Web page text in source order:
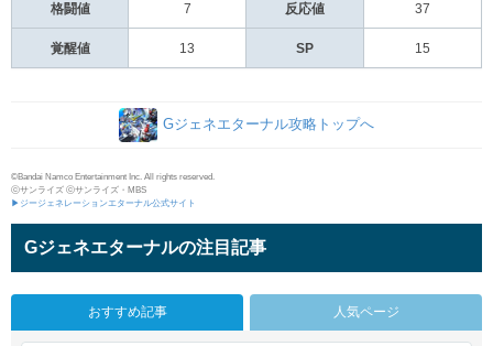
格闘値 7 反応値 37
覚醒値 13 SP 15
Gジェネエターナル攻略トップへ
©Bandai Namco Entertainment Inc. All rights reserved.
ⓒサンライズ ⓒサンライズ・MBS
▶ジージェネレーションエターナル公式サイト
Gジェネエターナルの注目記事
おすすめ記事 人気ページ